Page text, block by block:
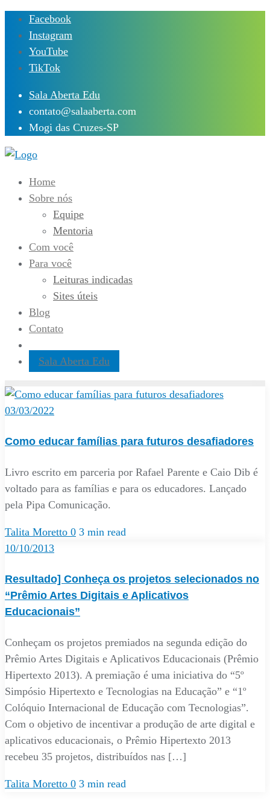
Skip
content
Facebook
Instagram
YouTube
TikTok
Sala Aberta Edu
contato@salaaberta.com
Mogi das Cruzes-SP
Home
Sobre nós
Equipe
Mentoria
Com você
Para você
Leituras indicadas
Sites úteis
Blog
Contato
Sala Aberta Edu
03/03/2022
Como educar famílias para futuros desafiadores
Livro escrito em parceria por Rafael Parente e Caio Dib é
voltado para as famílias e para os educadores. Lançado
pela Pipa Comunicação.
Talita Moretto 0 3 min read
10/10/2013
Resultado] Conheça os projetos selecionados no
“Prêmio Artes Digitais e Aplicativos
Educacionais”
Conheçam os projetos premiados na segunda edição do
Prêmio Artes Digitais e Aplicativos Educacionais (Prêmio
Hipertexto 2013). A premiação é uma iniciativa do “5º
Simpósio Hipertexto e Tecnologias na Educação” e “1º
Colóquio Internacional de Educação com Tecnologias”.
Com o objetivo de incentivar a produção de arte digital e
aplicativos educacionais, o Prêmio Hipertexto 2013
recebeu 35 projetos, distribuídos nas […]
Talita Moretto 0 3 min read